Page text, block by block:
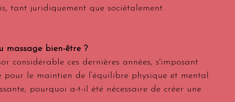
tant juridiquement que sociétalement.
massage bien-être ?
considérable ces dernières années, s'imposant
le maintien de l’équilibre physique et mental.
pourquoi a-t-il été nécessaire de créer une